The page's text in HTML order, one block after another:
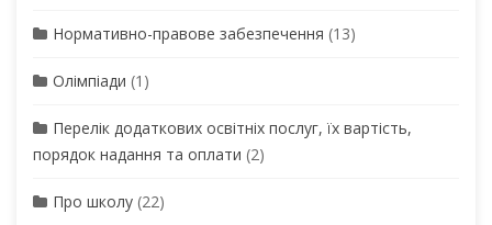
Нормативно-правове забезпечення (13)
Олімпіади (1)
Перелік додаткових освітніх послуг, їх вартість,
порядок надання та оплати (2)
Про школу (22)